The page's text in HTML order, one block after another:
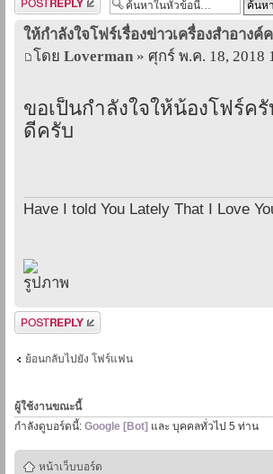
ให้กำลังใจโฟร์เรื่องข่าวเครื่องสำอางค์
โดย Loverman » ศุกร์ พ.ค. 18, 2018
ขอเป็นกำลังใจให้น้องโฟร์ค
ดีครับ
Have I told You Lately That I Love
ตอบกระทู้
ย้อนกลับไปยัง โฟร์แฟน
ผู้ใช้งานขณะนี้
กำลังดูบอร์ดนี้: Google [Bot] และ บุคคลทั่วไป 5 ท่าน
หน้าเว็บบอร์ด